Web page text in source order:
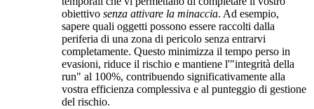
obiettivo senza attivare la minaccia. Ad esempio,
sapere quali oggetti possono essere raccolti dalla
periferia di una zona di pericolo senza entrarvi
completamente. Questo minimizza il tempo perso in
evasioni, riduce il rischio e mantiene l'"integrità della
run" al 100%, contribuendo significativamente alla
vostra efficienza complessiva e al punteggio di gestione
del rischio.